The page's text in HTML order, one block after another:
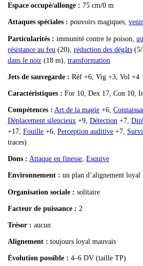
Espace occupé/allonge : 75 cm/0 m
Attaques spéciales : pouvoirs magiques,
Particularités : immunité contre le poison,
résistance au feu (20), réduction des dégâts
dans le noir (18 m), transformation
Jets de sauvegarde : Réf +6, Vig +3, Vol +4
Caractéristiques : For 10, Dex 17, Con 10,
Compétences : Art de la magie +6,
Déplacement silencieux +9, Détection +7,
+17, Fouille +6, Perception auditive +7,
traces)
Dons : Attaque en finesse, Esquive
Environnement : un plan d’alignement loyal
Organisation sociale : solitaire
Facteur de puissance : 2
Trésor : aucun
Alignement : toujours loyal mauvais
Évolution possible : 4–6 DV (taille TP)